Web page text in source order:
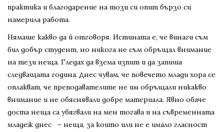
практика и благодарение на този си опит бързо си
намерила работа.
Нямаше какво да й отговоря. Истината е, че винаги съм
бил добър студент, но никога не съм обръщал внимание
на тези неща. Гледах да взема изпит и да запиша
следващата година. Днес чувам, че повечето млади хора се
оплакват, че преподавателите не им обръщали никакво
внимание и не обяснявали добре материала. Явно обаче
доста неща са убягвали на мен тогава и на съвременната
младеж днес – неща, за които или не е имало гласност